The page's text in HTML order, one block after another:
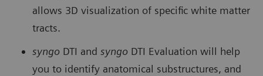
allows 3D visualization of specific white matter
tracts.
syngo DTI and syngo DTI Evaluation will help
you to identify anatomical substructures, and